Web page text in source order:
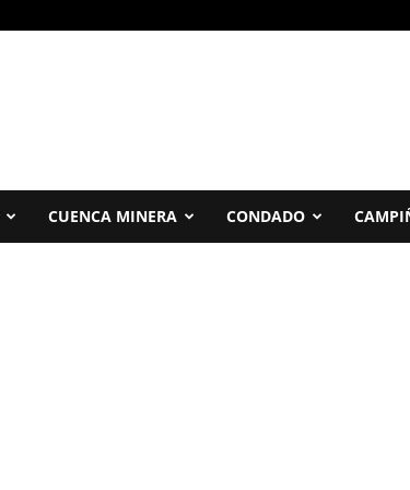
CUENCA MINERA CONDADO